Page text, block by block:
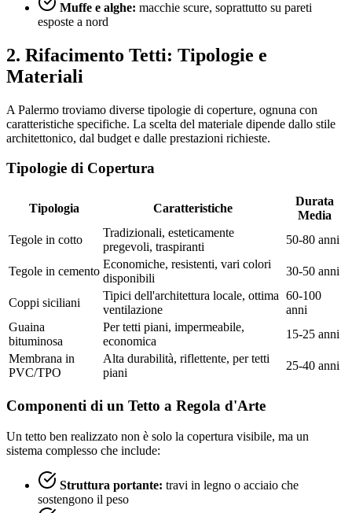
Muffe e alghe: macchie scure, soprattutto su pareti
esposte a nord
2. Rifacimento Tetti: Tipologie e
Materiali
A Palermo troviamo diverse tipologie di coperture, ognuna con
caratteristiche specifiche. La scelta del materiale dipende dallo stile
architettonico, dal budget e dalle prestazioni richieste.
Tipologie di Copertura
Tipologia Caratteristiche
Durata
Media
Tegole in cotto
Tradizionali, esteticamente
pregevoli, traspiranti
50-80 anni
Tegole in cemento
Economiche, resistenti, vari colori
disponibili
30-50 anni
Coppi siciliani
Tipici dell'architettura locale, ottima
ventilazione
60-100
anni
Guaina
bituminosa
Per tetti piani, impermeabile,
economica
15-25 anni
Membrana in
PVC/TPO
Alta durabilità, riflettente, per tetti
piani
25-40 anni
Componenti di un Tetto a Regola d'Arte
Un tetto ben realizzato non è solo la copertura visibile, ma un
sistema complesso che include:
Struttura portante: travi in legno o acciaio che
sostengono il peso